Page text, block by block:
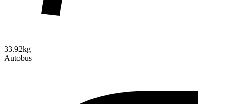
33.92kg
Autobus